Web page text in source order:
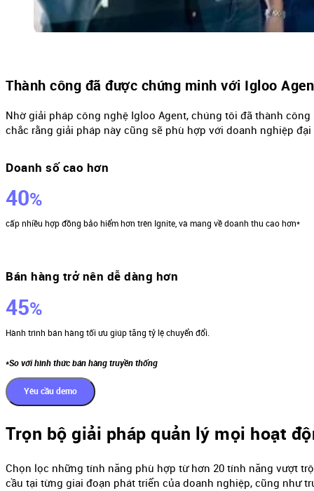
Thành công đã được chứng minh với Igloo
Nhờ giải pháp công nghệ Igloo Agent, chúng tôi đã thành
chắc rằng giải pháp này cũng sẽ phù hợp với doanh nghiệp đại
Doanh số cao hơn
40%
cấp nhiều hợp đồng bảo hiểm hơn trên Ignite, và mang về doanh thu cao hơn*
Bán hàng trở nên dễ dàng hơn
45%
Hành trình bán hàng tối ưu giúp tăng tỷ lệ chuyển đổi.
*So với hình thức bán hàng truyền thống
Yêu cầu demo
Trọn bộ giải pháp quản lý mọi hoạt
Chọn lọc những tính năng phù hợp từ hơn 20 tính năng vượt
cầu tại từng giai đoạn phát triển của doanh nghiệp, cũng như